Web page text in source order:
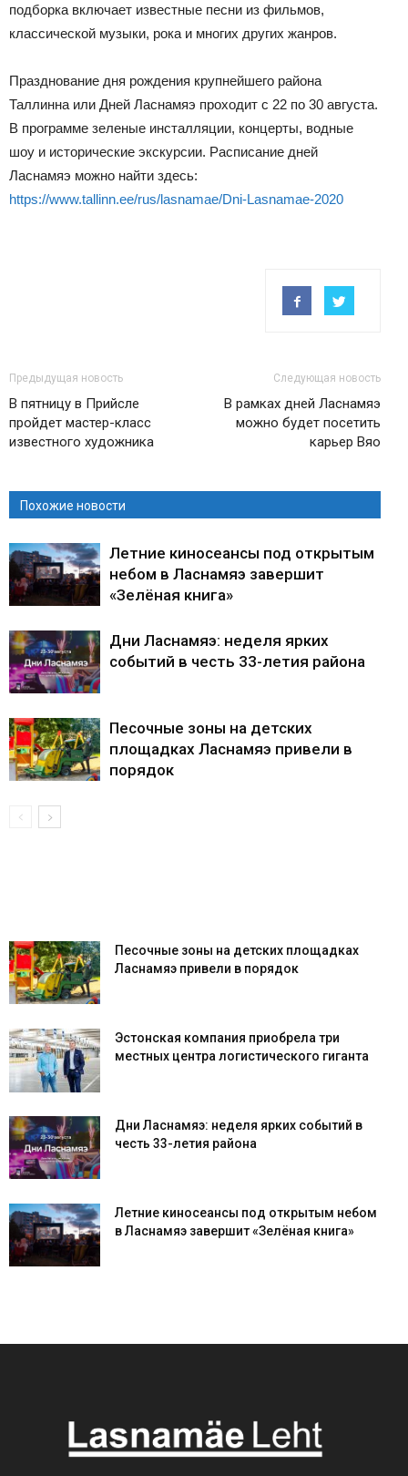
подборка включает известные песни из фильмов,
классической музыки, рока и многих других жанров.
Празднование дня рождения крупнейшего района
Таллинна или Дней Ласнамяэ проходит с 22 по 30 августа.
В программе зеленые инсталляции, концерты, водные
шоу и исторические экскурсии. Расписание дней
Ласнамяэ можно найти здесь:
https://www.tallinn.ee/rus/lasnamae/Dni-Lasnamae-2020
Предыдущая новость
В пятницу в Прийсле
пройдет мастер-класс
известного художника
Следующая новость
В рамках дней Ласнамяэ
можно будет посетить
карьер Вяо
Похожие новости
Летние киносеансы под открытым
небом в Ласнамяэ завершит
«Зелёная книга»
Дни Ласнамяэ: неделя ярких
событий в честь 33-летия района
Песочные зоны на детских
площадках Ласнамяэ привели в
порядок
Песочные зоны на детских площадках
Ласнамяэ привели в порядок
Эстонская компания приобрела три
местных центра логистического гиганта
Дни Ласнамяэ: неделя ярких событий в
честь 33-летия района
Летние киносеансы под открытым небом
в Ласнамяэ завершит «Зелёная книга»